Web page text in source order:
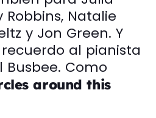
Natalie
y Jon Green. Y
al pianista
Como
around this